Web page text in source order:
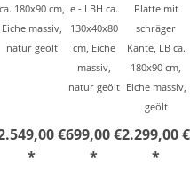
ca. 180x90 cm,
Eiche massiv,
natur geölt
€
*
e - LBH ca.
130x40x80
cm, Eiche
massiv,
natur geölt
699,00 €
*
Platte mit
schräger
Kante, LB ca.
180x90 cm,
Eiche massiv,
geölt
2.299,00 €
*